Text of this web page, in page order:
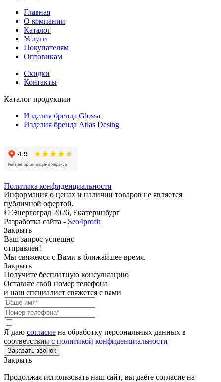
Главная
О компании
Каталог
Услуги
Покупателям
Оптовикам
Скидки
Контакты
Каталог продукции
Изделия бренда Glossa
Изделия бренда Atlas Desing
Политика конфиденциальности
Информация о ценах и наличии товаров не является
публичной офертой.
© Энергоград 2026, Екатеринбург
Разработка сайта - Seo4profit
Закрыть
Ваш запрос успешно
отправлен!
Мы свяжемся с Вами в ближайшее время.
Закрыть
Получите бесплатную консультацию
Оставьте свой номер телефона
и наш специалист свяжется с вами
Я даю согласие на обработку персональных данных в
соответствии с политикой конфиденциальности
Закрыть
Продолжая использовать наш сайт, вы даёте согласие на